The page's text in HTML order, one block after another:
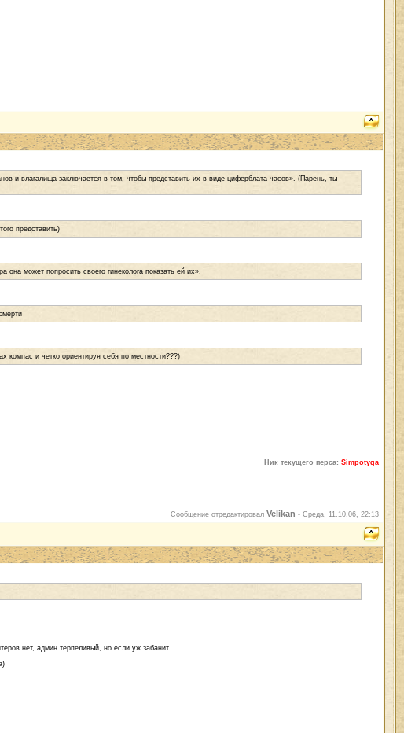
и влагалища заключается в том, чтобы представить их в виде циферблата часов». (Парень, ты
представить)
может попросить своего гинеколога показать ей их».
компас и четко ориентируя себя по местности???)
Ник текущего перса: Simpotyga
Сообщение отредактировал Velikan - Среда, 11.10.06, 22:13
нет, админ терпеливый, но если уж забанит...